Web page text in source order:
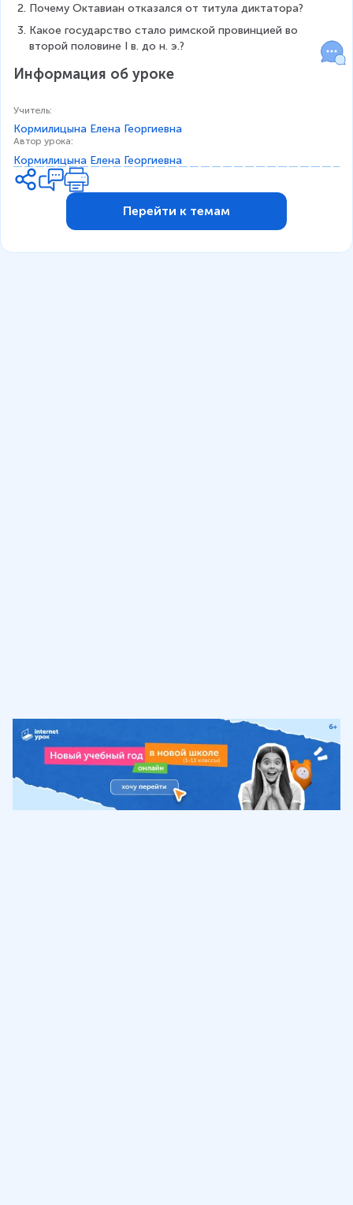
Почему Октавиан отказался от титула диктатора?
Какое государство стало римской провинцией во
второй половине I в. до н. э.?
Информация об уроке
Учитель:
Кормилицына Елена Георгиевна
Автор урока:
Кормилицына Елена Георгиевна
Перейти к темам